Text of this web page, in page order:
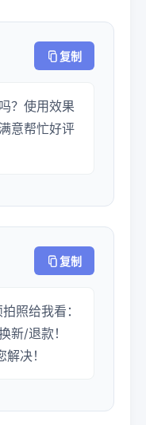
复制
？使用效果
意帮忙好评
复制
照给我看：
新/退款！
决！